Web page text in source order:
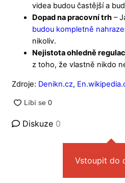
videa budou častější a
Dopad na pracovní trh –
budou kompletně
nikoliv.
Nejistota ohledně
z toho, že vlastně nikdo
Zdroje: Denikn.cz,
Diskuze 0
Vstoupit do